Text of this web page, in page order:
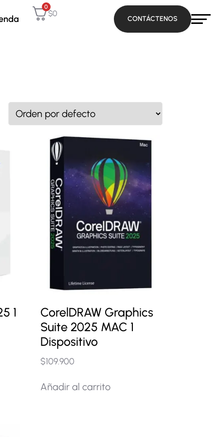
0
$0
1
CorelDRAW Graphics
Suite 2025 MAC 1
Dispositivo
$109.900
Añadir al carrito